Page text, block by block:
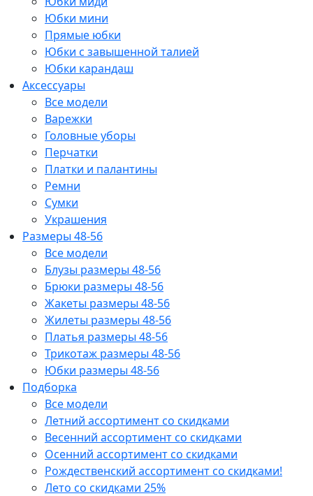
Юбки мини
Прямые юбки
Юбки с завышенной талией
Юбки карандаш
Аксессуары
Все модели
Варежки
Головные уборы
Перчатки
Платки и палантины
Ремни
Сумки
Украшения
Размеры 48-56
Все модели
Блузы размеры 48-56
Брюки размеры 48-56
Жакеты размеры 48-56
Жилеты размеры 48-56
Платья размеры 48-56
Трикотаж размеры 48-56
Юбки размеры 48-56
Подборка
Все модели
Летний ассортимент со скидками
Весенний ассортимент со скидками
Осенний ассортимент со скидками
Рождественский ассортимент со скидками!
Лето со скидками 25%